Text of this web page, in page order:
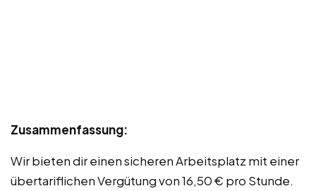
Zusammenfassung:
Wir bieten dir einen sicheren Arbeitsplatz mit einer
übertariflichen Vergütung von 16,50 € pro Stunde.